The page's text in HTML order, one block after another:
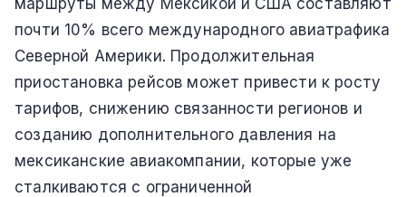
почти 10% всего международного авиатрафика
Северной Америки. Продолжительная
приостановка рейсов может привести к росту
тарифов, снижению связанности регионов и
созданию дополнительного давления на
мексиканские авиакомпании, которые уже
сталкиваются с ограниченной